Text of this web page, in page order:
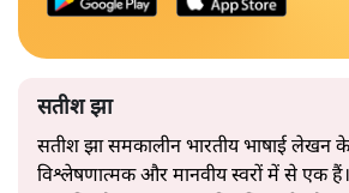
सतीश झा
सतीश झा समकालीन भारतीय भाषाई लेखन
विश्लेषणात्मक और मानवीय स्वरों में से एक हैं।